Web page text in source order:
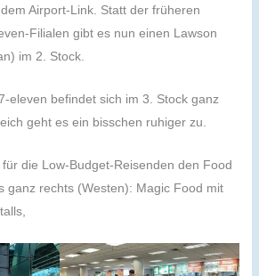
Airport-Link. Statt der früheren
Filialen gibt es nun einen Lawson
im 2. Stock.
eleven befindet sich im 3. Stock ganz
geht es ein bisschen ruhiger zu.
für die Low-Budget-Reisenden den Food
ganz rechts (Westen): Magic Food mit